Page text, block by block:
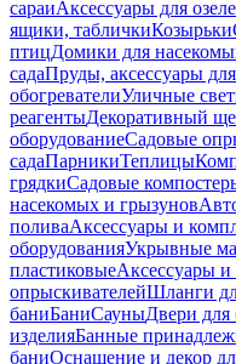
сараиАксессуары для
ящики, табличкиКозырьки
птицДомики для
садаПруды, аксессуары
обогревателиУличные
реагентыДекоративный
оборудованиеСадовые
садаПарникиТеплицы
грядкиСадовые
насекомых и грызунов
поливаАксессуары и
оборудованияУкрывные
пластиковыеАксессуары
опрыскивателейШланги
баниБаниСауныДвери для
изделияБанные
баниОснащение и декор